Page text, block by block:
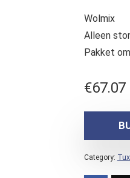
Wolmix
Alleen
Pakket
€67.07
Category: